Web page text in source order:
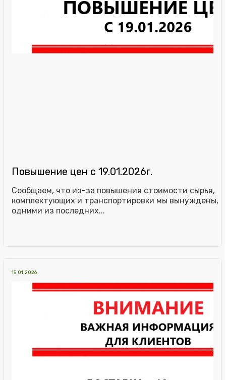
Повышение цен с 19.01.2026г.
Сообщаем, что из-за повышения стоимости сырья,
комплектующих и транспортировки мы вынуждены,
одними из последних...
15.01.2026